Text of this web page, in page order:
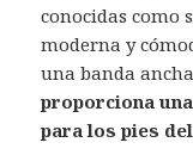
conocidas como
moderna y
una banda
proporciona
para los pies